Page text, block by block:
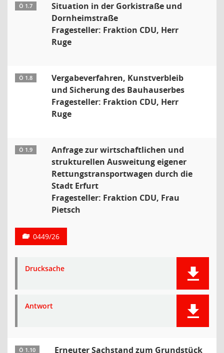
Ö 1.7
Situation in der Gorkistraße und
Dornheimstraße
Fragesteller: Fraktion CDU, Herr
Ruge
Ö 1.8
Vergabeverfahren, Kunstverbleib
und Sicherung des Bauhauserbes
Fragesteller: Fraktion CDU, Herr
Ruge
Ö 1.9
Anfrage zur wirtschaftlichen und
strukturellen Ausweitung eigener
Rettungstransportwagen durch die
Stadt Erfurt
Fragesteller: Fraktion CDU, Frau
Pietsch
0449/26
Drucksache
Antwort
Ö 1.10 Erneuter Sachstand zum Grundstück